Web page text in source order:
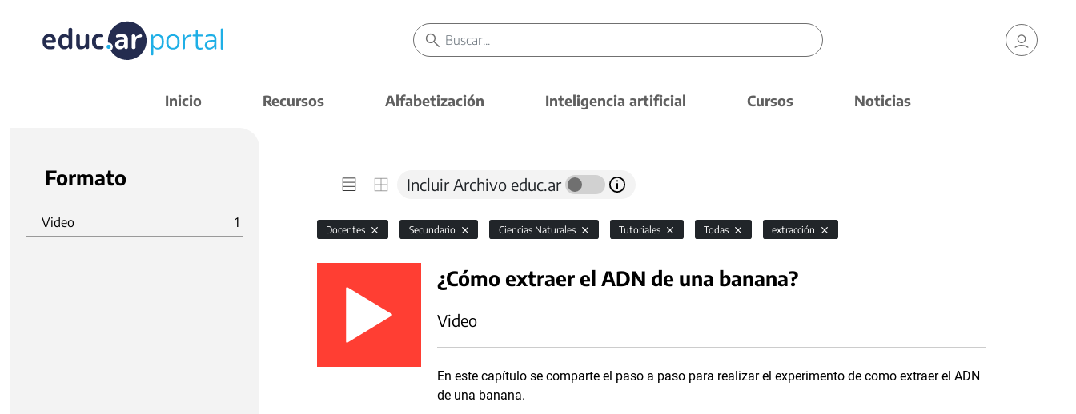
Inicio Recursos Alfabetización Inteligencia artificial Cursos Noticias
Formato
Video 1
Incluir Archivo educ.ar
Docentes Secundario Ciencias Naturales Tutoriales Todas extracción
¿Cómo extraer el ADN de una banana?
Video
En este capítulo se comparte el paso a paso para realizar el experimento de como extraer el ADN
de una banana.